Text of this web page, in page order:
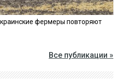
фермеры повторяют
Все публикации »